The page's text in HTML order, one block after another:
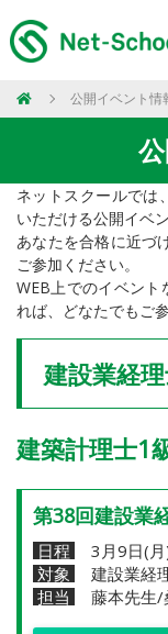
公開イベント情
ネットスクールでは
いただける公開イベ
あなたを合格に近づ
ご参加ください。
WEB上でのイベン
れば、どなたでもご
建設業経
建築計理士1
第38回建設業
日程
3月9日(
対象
建設業経
担当
藤本先生/